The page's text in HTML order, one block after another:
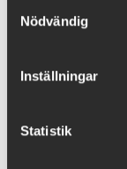
Nödvändig
Inställningar
Statistik